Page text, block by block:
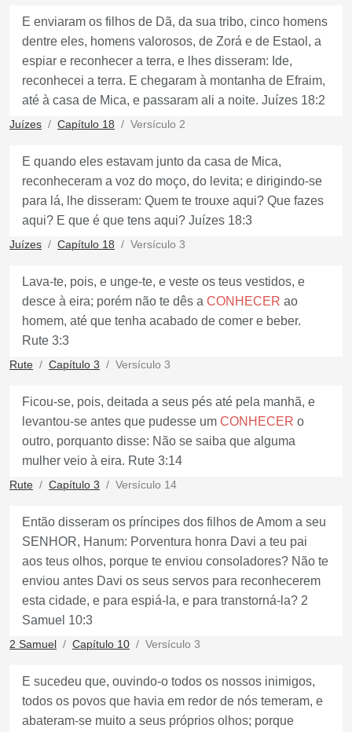
E enviaram os filhos de Dã, da sua tribo, cinco homens
dentre eles, homens valorosos, de Zorá e de Estaol, a
espiar e reconhecer a terra, e lhes disseram: Ide,
reconhecei a terra. E chegaram à montanha de Efraim,
até à casa de Mica, e passaram ali a noite. Juízes 18:2
Juízes Capítulo 18 Versículo 2
E quando eles estavam junto da casa de Mica,
reconheceram a voz do moço, do levita; e dirigindo-se
para lá, lhe disseram: Quem te trouxe aqui? Que fazes
aqui? E que é que tens aqui? Juízes 18:3
Juízes Capítulo 18 Versículo 3
Lava-te, pois, e unge-te, e veste os teus vestidos, e
desce à eira; porém não te dês a CONHECER ao
homem, até que tenha acabado de comer e beber.
Rute 3:3
Rute Capítulo 3 Versículo 3
Ficou-se, pois, deitada a seus pés até pela manhã, e
levantou-se antes que pudesse um CONHECER o
outro, porquanto disse: Não se saiba que alguma
mulher veio à eira. Rute 3:14
Rute Capítulo 3 Versículo 14
Então disseram os príncipes dos filhos de Amom a seu
SENHOR, Hanum: Porventura honra Davi a teu pai
aos teus olhos, porque te enviou consoladores? Não te
enviou antes Davi os seus servos para reconhecerem
esta cidade, e para espiá-la, e para transtorná-la? 2
Samuel 10:3
2 Samuel Capítulo 10 Versículo 3
E sucedeu que, ouvindo-o todos os nossos inimigos,
todos os povos que havia em redor de nós temeram, e
abateram-se muito a seus próprios olhos; porque